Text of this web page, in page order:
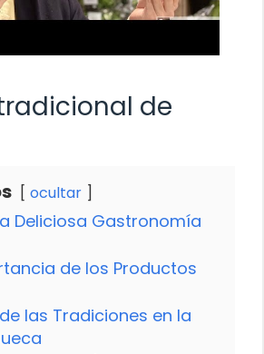
de
ocultar
Deliciosa Gastronomía
de los Productos
de las Tradiciones en la